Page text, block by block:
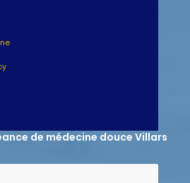
de médecine douce Villars